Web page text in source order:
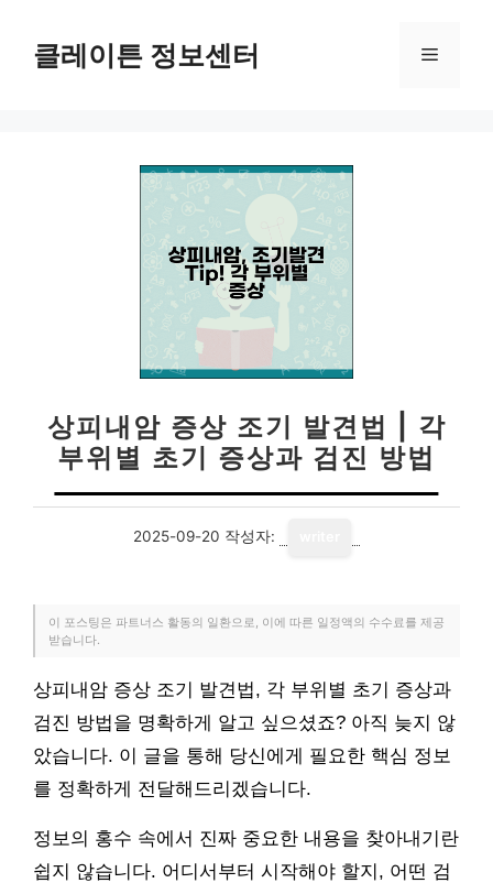
클레이튼 정보센터 메
상피내암 증상 조기 발견법 | 각
부위별 초기 증상과 검진 방법
2025-09-20 작성자:
이 포스팅은 파트너스 활동의 일환으로, 이에 따른 일정액의 수수료를 제공
받습니다.
상피내암 증상 조기 발견법, 각 부위별 초기 증상과
검진 방법을 명확하게 알고 싶으셨죠? 아직 늦지 않
았습니다. 이 글을 통해 당신에게 필요한 핵심 정보
를 정확하게 전달해드리겠습니다.
정보의 홍수 속에서 진짜 중요한 내용을 찾아내기란
쉽지 않습니다. 어디서부터 시작해야 할지, 어떤 검